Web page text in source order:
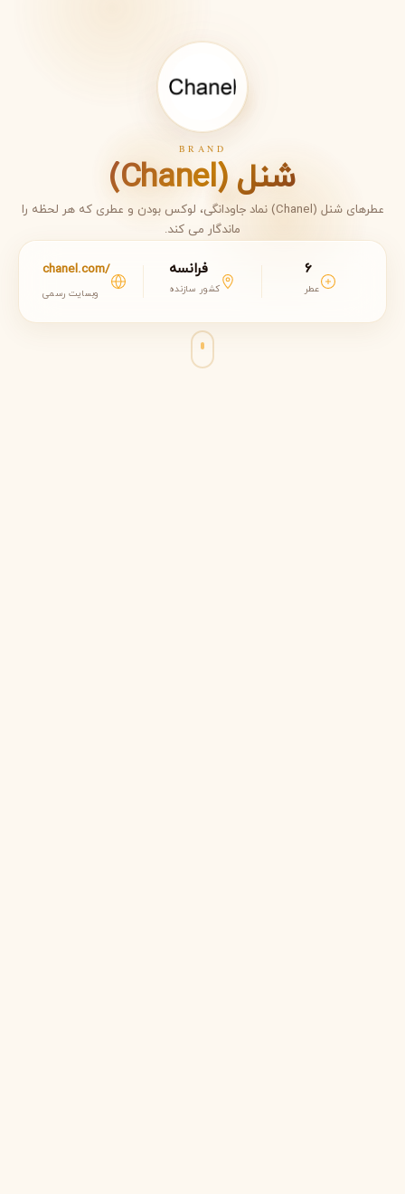
BRAND
شنل (Chanel)
عطرهای شنل (Chanel) نماد جاودانگی، لوکس بودن و عطری که هر لحظه را
ماندگار می کند.
6
عطر
فرانسه
کشور سازنده
chanel.com/
وبسایت رسمی